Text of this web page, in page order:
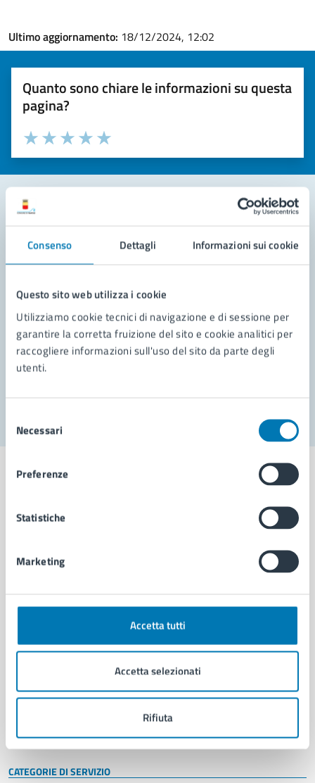
Consenso Dettagli Informazioni sui cookie
Questo sito web utilizza i cookie
Utilizziamo cookie tecnici di navigazione e di sessione per
garantire la corretta fruizione del sito e cookie analitici per
raccogliere informazioni sull'uso del sito da parte degli
utenti.
delNecessari
Preferenze
Statistiche
Marketing
Accetta tutti
Accetta selezionati
Rifiuta
Ultimo aggiornamento: 18/12/2024, 12:02
Quanto sono chiare le informazioni su questa
pagina?
Valuta la chiarezza delle informazioni (da 1 a 5 stelle)
Seleziona il numero di stelle per valutare la chiarezza delle
Valuta 5 stelle su 5
Valuta 4 stelle su 5
Valuta 3 stelle su 5
Valuta 2 stelle su 5
Valuta 1 stelle su 5
Leggi le domande frequenti
Richiedi assistenza
Prenota appuntamento
Problemi in città
Comune di Napoli
AMMINISTRAZIONE
Organi di governo
Enti e fondazioni
Personale amministrativo
Intranet, posta aziendale e protocollo
CATEGORIE DI SERVIZIO